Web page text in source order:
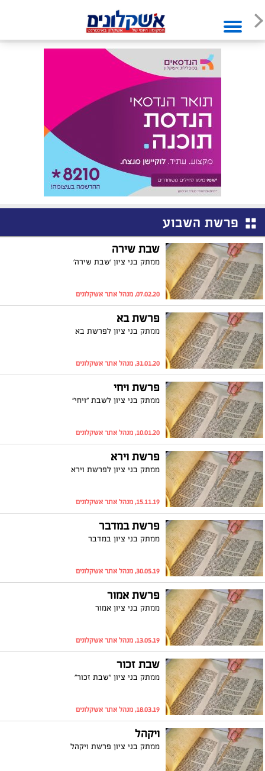
פרשת השבוע
שבת שירה
ממתק בני ציון 'שבת שירה'
07.02.20, מנהל אתר אשקלונים
פרשת בא
ממתק בני ציון לפרשת בא
31.01.20, מנהל אתר אשקלונים
פרשת ויחי
ממתק בני ציון לשבת "ויחי"
10.01.20, מנהל אתר אשקלונים
פרשת וירא
ממתק בני ציון לפרשת וירא
15.11.19, מנהל אתר אשקלונים
פרשת במדבר
ממתק בני ציון במדבר
30.05.19, מנהל אתר אשקלונים
פרשת אמור
ממתק בני ציון אמור
13.05.19, מנהל אתר אשקלונים
שבת זכור
ממתק בני ציון "שבת זכור"
18.03.19, מנהל אתר אשקלונים
ויקהל
ממתק בני ציון פרשת ויקהל